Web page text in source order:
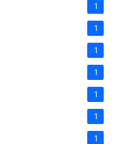
1
1
1
1
1
1
1